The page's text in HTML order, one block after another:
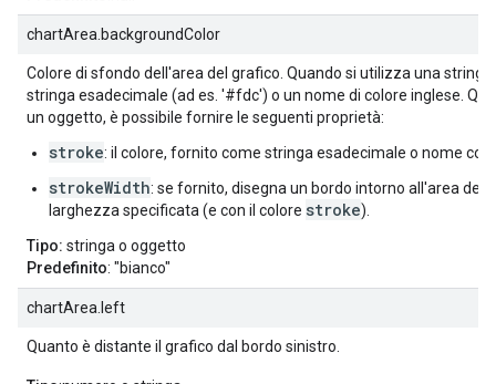
chartArea.backgroundColor
Colore di sfondo dell'area del grafico. Quando si utilizza una
stringa esadecimale (ad es. '#fdc') o un nome di colore inglese.
un oggetto, è possibile fornire le seguenti proprietà:
stroke: il colore, fornito come stringa esadecimale o nome
strokeWidth: se fornito, disegna un bordo intorno all'area del
larghezza specificata (e con il colore stroke).
Tipo: stringa o oggetto
Predefinito: "bianco"
chartArea.left
Quanto è distante il grafico dal bordo sinistro.